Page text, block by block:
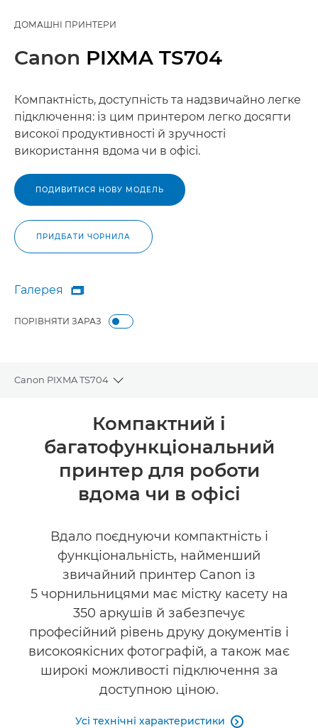
ДОМАШНІ ПРИНТЕРИ
Canon PIXMA TS704
Компактність, доступність та надзвичайно легке
підключення: із цим принтером легко досягти
високої продуктивності й зручності
використання вдома чи в офісі.
ПОДИВИТИСЯ НОВУ МОДЕЛЬ
ПРИДБАТИ ЧОРНИЛА
Галерея
Галерея

ПОРІВНЯТИ ЗАРАЗ
Canon PIXMA TS704
Toggle breadcrumbs
Технічні характеристики
Компактний і
багатофункціональний
принтер для роботи
вдома чи в офісі
Вдало поєднуючи компактність і
функціональність, найменший
звичайний принтер Canon із
5 чорнильницями має містку касету на
350 аркушів й забезпечує
професійний рівень друку документів і
високоякісних фотографій, а також має
широкі можливості підключення за
доступною ціною.
Усі технічні характеристики 